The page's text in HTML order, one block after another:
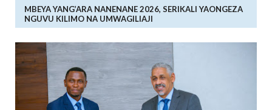
MBEYA YANG’ARA NANENANE 2026, SERIKALI YAONGEZA
NGUVU KILIMO NA UMWAGILIAJI